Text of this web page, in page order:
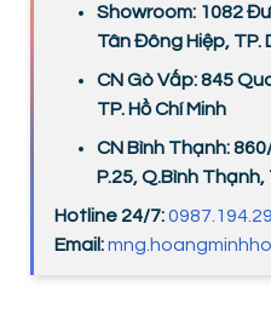
Showroom: 1082
Tân Đông Hiệp, TP.
CN Gò Vấp: 845
TP. Hồ Chí Minh
CN Bình Thạnh:
P.25, Q.Bình Thạnh,
Hotline 24/7:
Email: